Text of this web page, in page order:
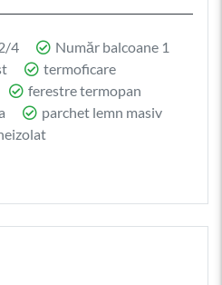
4
Număr balcoane 1
termoficare
ferestre termopan
parchet lemn masiv